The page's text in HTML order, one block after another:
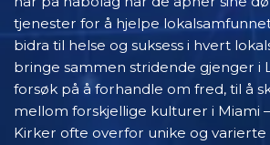
tjenester for å hjelpe
bidra til helse og suksess i hvert
bringe sammen stridende gjenger i
forsøk på å forhandle om fred, til å
mellom forskjellige kulturer i Miami
Kirker ofte overfor unike og